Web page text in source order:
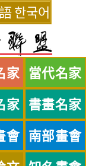
한국어
家 當代名家
家 書畫名家
會 南部畫會